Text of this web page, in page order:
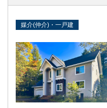
媒介(仲介)・一戸建